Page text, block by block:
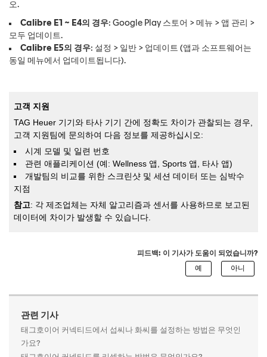
오.
Calibre E1 ~ E4의 경우: Google Play 스토어 > 메뉴 > 앱 관리 >
모두 업데이트.
Calibre E5의 경우: 설정 > 일반 > 업데이트 (앱과 소프트웨어는
동일 메뉴에서 업데이트됩니다).
고객 지원
TAG Heuer 기기와 타사 기기 간에 정확도 차이가 관찰되는 경우,
고객 지원팀에 문의하여 다음 정보를 제공하십시오:
시계 모델 및 일련 번호
관련 애플리케이션 (예: Wellness 앱, Sports 앱, 타사 앱)
개발팀의 비교를 위한 스크린샷 및 세션 데이터 또는 심박수
지점
참고: 각 제조업체는 자체 알고리즘과 센서를 사용하므로 보고된
데이터에 차이가 발생할 수 있습니다.
피드백: 이 기사가 도움이 되었습니까?
관련 기사
태그호이어 커넥티드에서 섭씨나 화씨를 설정하는 방법은 무엇인
가요?